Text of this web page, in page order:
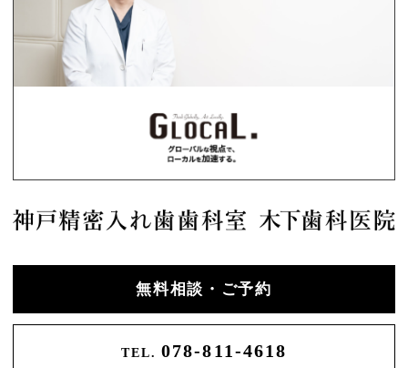
無料相談・ご予約
TEL. 078-811-4618